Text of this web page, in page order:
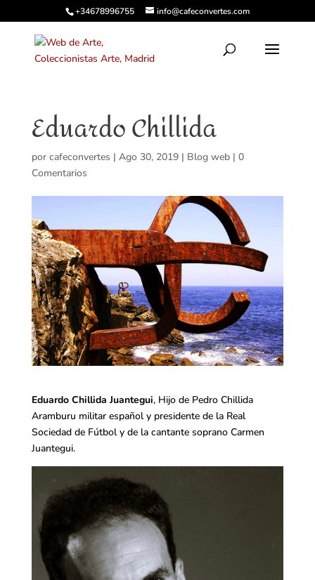
+34678996755 info@cafeconvertes.com
Eduardo Chillida
por cafeconvertes | Ago 30, 2019| Blog web| 0
Comentarios
Eduardo Chillida Juantegui, Hijo de Pedro Chillida
Aramburu militar español y presidente de la Real
Sociedad de Fútbol y de la cantante soprano Carmen
Juantegui.